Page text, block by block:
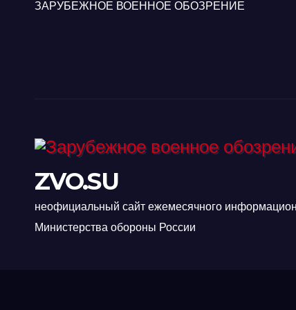
ЗАРУБЕЖНОЕ ВОЕННОЕ ОБОЗРЕНИЕ
ZVO.SU
неофициальный сайт ежемесячного
Министерства обороны России